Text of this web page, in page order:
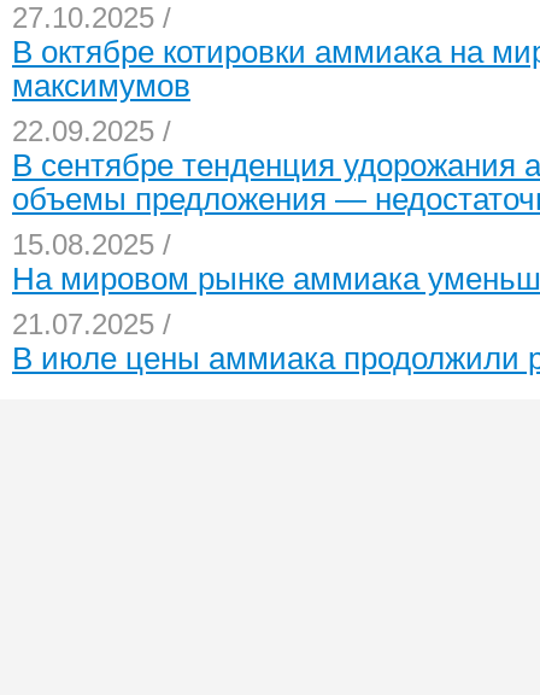
27.10.2025 /
В октябре котировки аммиака на
максимумов
22.09.2025 /
В сентябре тенденция удорожания
объемы предложения —
15.08.2025 /
На мировом рынке аммиака
21.07.2025 /
В июле цены аммиака продолжили